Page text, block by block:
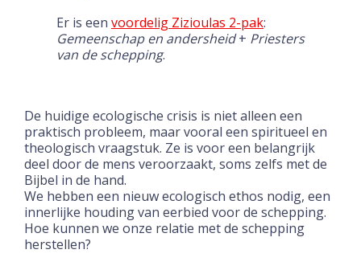
Er is een voordelig Zizioulas 2-pak:
Gemeenschap en andersheid+ Priesters
van de schepping.
De huidige ecologische crisis is niet alleen een
praktisch probleem, maar vooral een spiritueel en
theologisch vraagstuk. Ze is voor een belangrijk
deel door de mens veroorzaakt, soms zelfs met de
Bijbel in de hand.
We hebben een nieuw ecologisch ethos nodig, een
innerlijke houding van eerbied voor de schepping.
Hoe kunnen we onze relatie met de schepping
herstellen?